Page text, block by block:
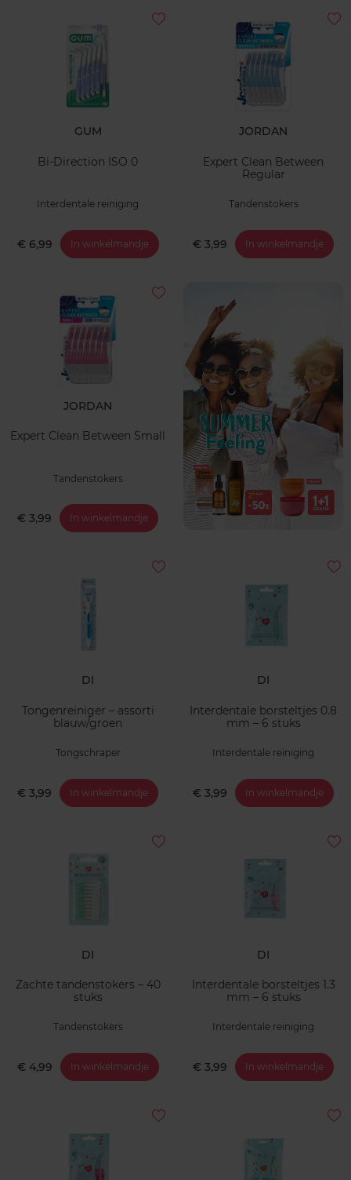
GUM
Bi-Direction ISO 0
Interdentale reiniging
€ 6,99 In winkelmandje
JORDAN
Expert Clean Between
Regular
Tandenstokers
€ 3,99 In winkelmandje
JORDAN
Expert Clean Between Small
Tandenstokers
€ 3,99 In winkelmandje
DI
Tongenreiniger – assorti
blauw/groen
Tongschraper
€ 3,99 In winkelmandje
DI
Interdentale borsteltjes 0.8
mm – 6 stuks
Interdentale reiniging
€ 3,99 In winkelmandje
DI
Zachte tandenstokers – 40
stuks
Tandenstokers
€ 4,99 In winkelmandje
DI
Interdentale borsteltjes 1.3
mm – 6 stuks
Interdentale reiniging
€ 3,99 In winkelmandje